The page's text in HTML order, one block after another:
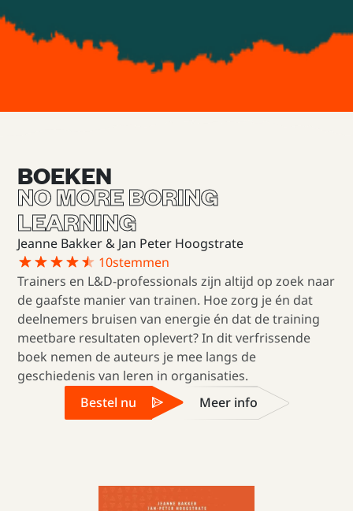
BOEKEN
NO MORE BORING
LEARNING
Jeanne Bakker & Jan Peter Hoogstrate
10stemmen
Trainers en L&D-professionals zijn altijd op zoek naar
de gaafste manier van trainen. Hoe zorg je én dat
deelnemers bruisen van energie én dat de training
meetbare resultaten oplevert? In dit verfrissende
boek nemen de auteurs je mee langs de
geschiedenis van leren in organisaties.
Bestel nu
Meer info